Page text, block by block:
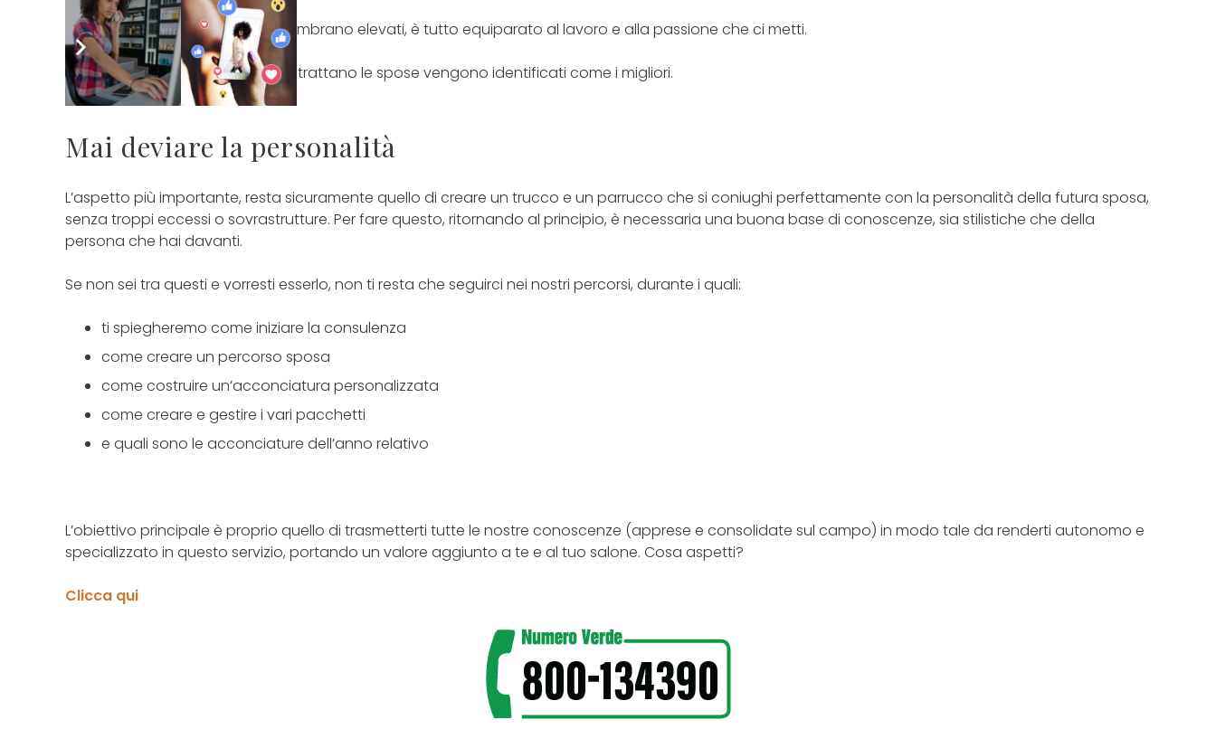
E non preoccuparti se i costi ti sembrano elevati, è tutto equiparato al lavoro e alla passione che ci metti.
Non a caso si sa che i saloni che trattano le spose vengono identificati come i migliori.
Mai deviare la personalità
L’aspetto più importante, resta sicuramente quello di creare un trucco e un parrucco che si coniughi perfettamente con la personalità della futura sposa,
senza troppi eccessi o sovrastrutture. Per fare questo, ritornando al principio, è necessaria una buona base di conoscenze, sia stilistiche che della
persona che hai davanti.
Se non sei tra questi e vorresti esserlo, non ti resta che seguirci nei nostri percorsi, durante i quali:
ti spiegheremo come iniziare la consulenza
come creare un percorso sposa
come costruire un’acconciatura personalizzata
come creare e gestire i vari pacchetti
e quali sono le acconciature dell’anno relativo
L’obiettivo principale è proprio quello di trasmetterti tutte le nostre conoscenze (apprese e consolidate sul campo) in modo tale da renderti autonomo e
specializzato in questo servizio, portando un valore aggiunto a te e al tuo salone. Cosa aspetti?
Clicca qui